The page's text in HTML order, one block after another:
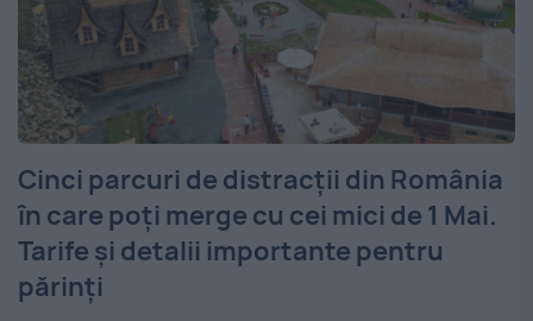
Cinci parcuri de distracții din România
în care poți merge cu cei mici de 1 Mai.
Tarife și detalii importante pentru
părinți